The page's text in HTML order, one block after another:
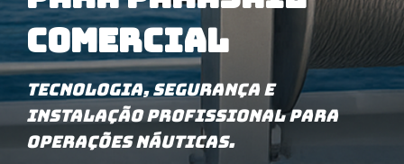
COMERCIAL
Tecnologia, segurança e
instalação profissional para
operações náuticas.